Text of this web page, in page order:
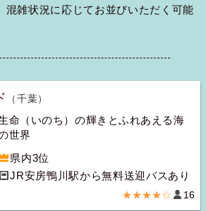
雑状況に応じてお並びいただく可能
（千葉）
命（いのち）の輝きとふれあえる海
世界
県内3位
JR安房鴨川駅から無料送迎バスあり
★★★★☆ 16